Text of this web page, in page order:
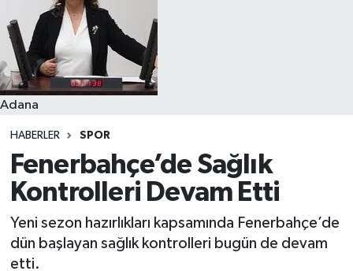
Adana
HABERLER SPOR
Fenerbahçe’de Sağlık
Kontrolleri Devam Etti
Yeni sezon hazırlıkları kapsamında Fenerbahçe’de
dün başlayan sağlık kontrolleri bugün de devam
etti.
Resmi İlanlar